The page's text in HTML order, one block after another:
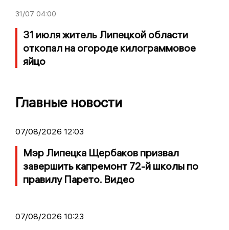
31/07 04:00
31 июля житель Липецкой области
откопал на огороде килограммовое
яйцо
Главные новости
07/08/2026 12:03
Мэр Липецка Щербаков призвал
завершить капремонт 72-й школы по
правилу Парето. Видео
07/08/2026 10:23